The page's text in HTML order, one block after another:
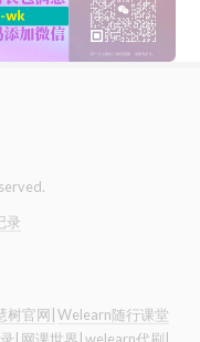
录
树官网| Welearn随行课堂
| 网课世界| welearn代刷|